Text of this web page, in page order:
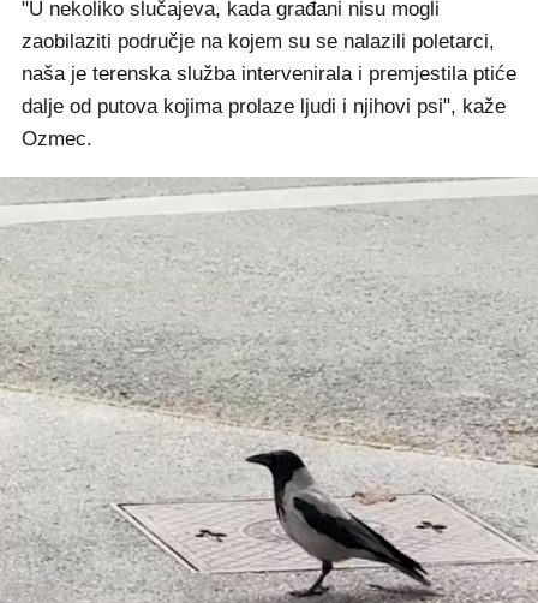
"U nekoliko slučajeva, kada građani nisu mogli
zaobilaziti područje na kojem su se nalazili poletarci,
naša je terenska služba intervenirala i premjestila ptiće
dalje od putova kojima prolaze ljudi i njihovi psi", kaže
Ozmec.